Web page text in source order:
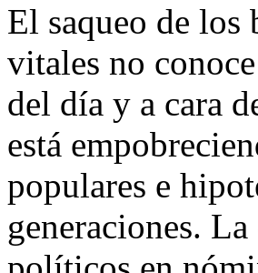
El saqueo de
vitales no
del día y a cara
está
populares e
generaciones.